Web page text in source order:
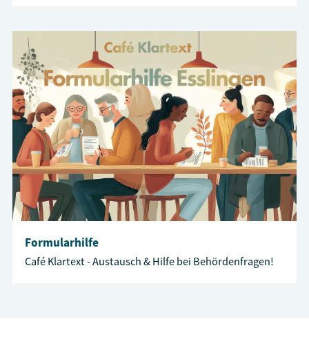
Formularhilfe
Café Klartext - Austausch & Hilfe bei Behördenfragen!